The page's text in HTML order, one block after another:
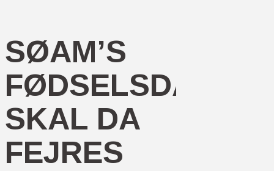
SØAM’S
FØDSELSDAG
SKAL DA
FEJRES